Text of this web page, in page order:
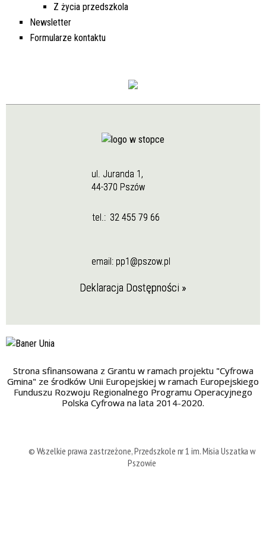
Z życia przedszkola
Newsletter
Formularze kontaktu
ul. Juranda 1,
44-370 Pszów
tel.: 32 455 79 66
email: pp1@pszow.pl
Deklaracja Dostępności »
Strona sfinansowana z Grantu w ramach projektu "Cyfrowa
Gmina" ze środków Unii Europejskiej w ramach Europejskiego
Funduszu Rozwoju Regionalnego Programu Operacyjnego
Polska Cyfrowa na lata 2014-2020.
© Wszelkie prawa zastrzeżone, Przedszkole nr 1 im. Misia Uszatka w
Pszowie